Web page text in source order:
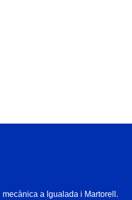
a Igualada i Martorell.